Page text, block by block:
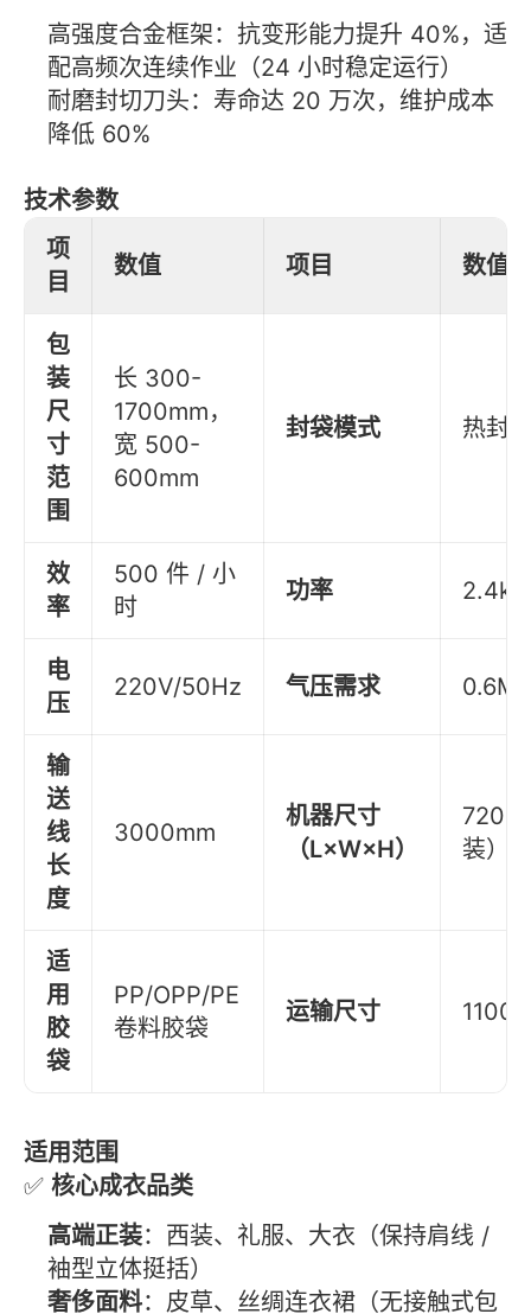
高强度合金框架：抗变形能力提升 40%，适
配高频次连续作业（24 小时稳定运行）
耐磨封切刀头：寿命达 20 万次，维护成本
降低 60%
技术参数
项
目
数值 项目 数值
包
装
尺
寸
范
围
长 300-
1700mm，
宽 500-
600mm
封袋模式 热封
效
率
500 件 / 小
时
功率
电
压
220V/50Hz 气压需求
输
送
线
长
度
3000mm
机器尺寸
（L×W×H）
装）
适
用
胶
袋
PP/OPP/PE
卷料胶袋
运输尺寸
适用范围
✅ 核心成衣品类
高端正装：西装、礼服、大衣（保持肩线 /
袖型立体挺括）
奢侈面料：皮草、丝绸连衣裙（无接触式包